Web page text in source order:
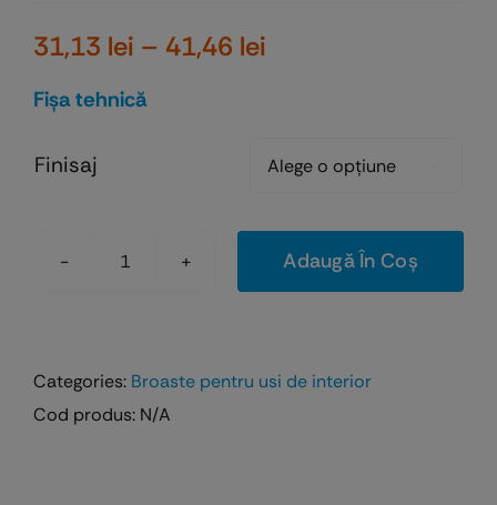
31,13 lei – 41,46 lei
până
41,46 lei
Fişa tehnică
Finisaj
Cantitate
AGB
cu
Adaugă În Coș
Categories: Broaste pentru usi de interior
Cod produs: N/A